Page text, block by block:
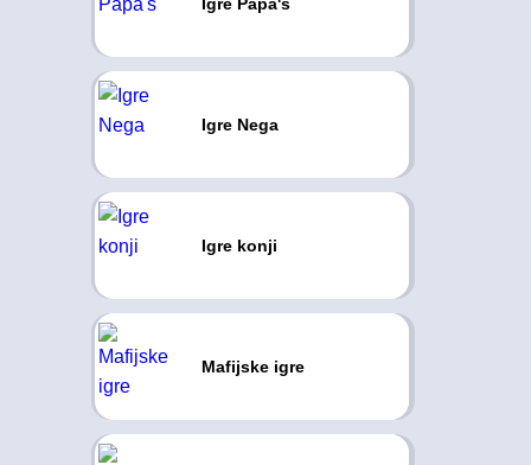
Igre Nega
Igre konji
Mafijske igre